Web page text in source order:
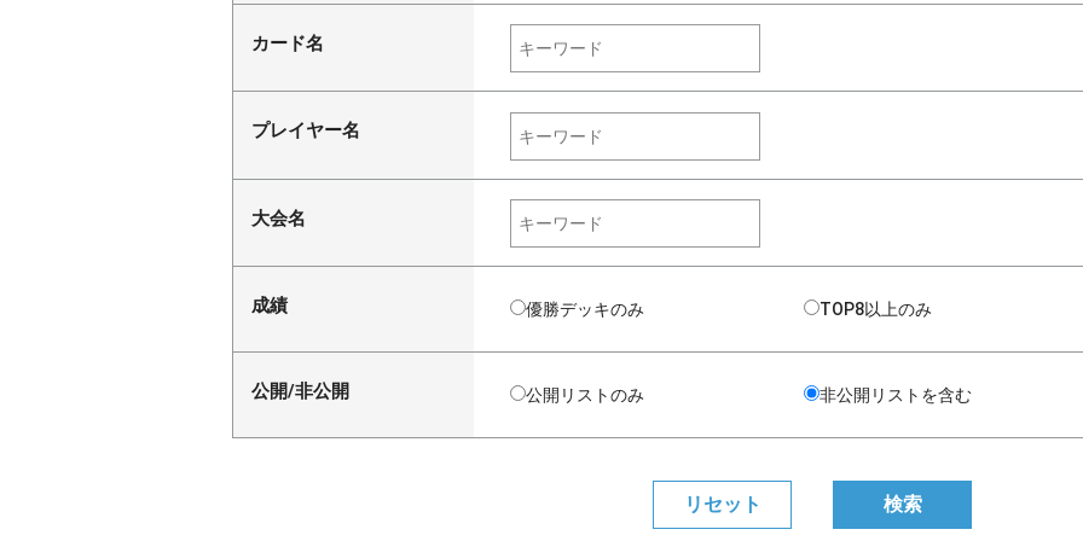
カード名
プレイヤー名
大会名
成績 優勝デッキのみ TOP8以上のみ
公開/非公開 公開リストのみ 非公開リストを含む